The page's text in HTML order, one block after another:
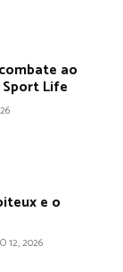
ao
Life
e o
12, 2026